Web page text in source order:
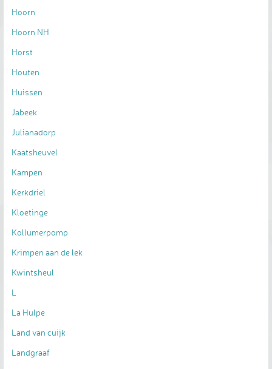
Hoorn
Hoorn NH
Horst
Houten
Huissen
Jabeek
Julianadorp
Kaatsheuvel
Kampen
Kerkdriel
Kloetinge
Kollumerpomp
Krimpen aan de lek
Kwintsheul
L
La Hulpe
Land van cuijk
Landgraaf